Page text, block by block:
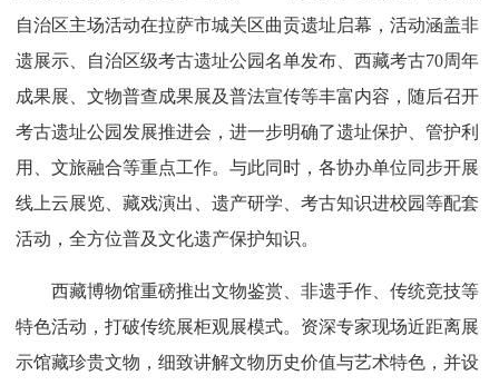
自治区主场活动在拉萨市城关区曲贡遗址启幕，活动涵盖非
遗展示、自治区级考古遗址公园名单发布、西藏考古70周年
成果展、文物普查成果展及普法宣传等丰富内容，随后召开
考古遗址公园发展推进会，进一步明确了遗址保护、管护利
用、文旅融合等重点工作。与此同时，各协办单位同步开展
线上云展览、藏戏演出、遗产研学、考古知识进校园等配套
活动，全方位普及文化遗产保护知识。
西藏博物馆重磅推出文物鉴赏、非遗手作、传统竞技等
特色活动，打破传统展柜观展模式。资深专家现场近距离展
示馆藏珍贵文物，细致讲解文物历史价值与艺术特色，并设